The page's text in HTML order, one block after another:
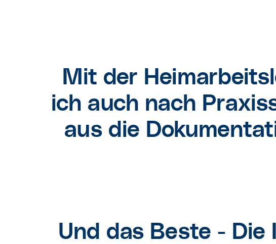
Mit der
ich auch nach
aus die
Und das Beste -